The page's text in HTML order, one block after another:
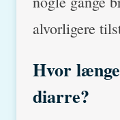
alvorligere
Hvor
diarre?